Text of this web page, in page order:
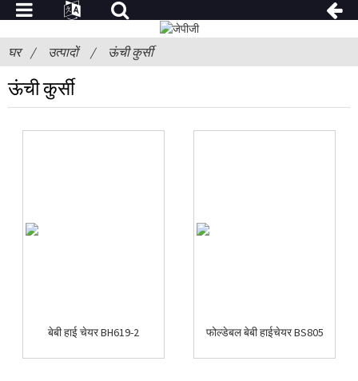
घर उत्पादों ऊंची कुर्सी
ऊंची कुर्सी
बेबी हाई चेयर BH619-2 फोल्डेबल बेबी हाईचेयर BS805